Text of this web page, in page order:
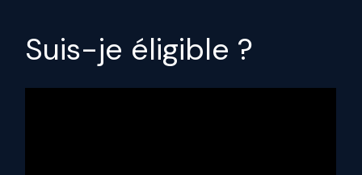
Suis-je éligible ?